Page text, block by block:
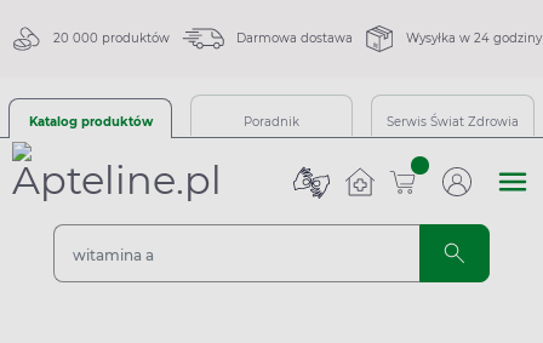
20 000 produktów Darmowa dostawa Wysyłka w 24 godziny
Katalog produktów Poradnik Serwis Świat Zdrowia
sztuk